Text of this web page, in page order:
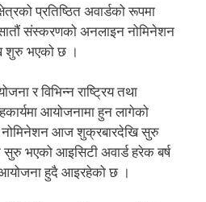
प्रतिष्ठित अवार्डको रूपमा
संस्करणको अनलाइन नोमिनेशन
भएको छ ।
र विभिन्न राष्ट्रिय तथा
आयोजनामा हुन लागेको
नोमिनेशन आज शुक्रबारदेखि सुरु
भएको आइसिटी अवार्ड हरेक बर्ष
आयोजना हुदै आइरहेको छ ।